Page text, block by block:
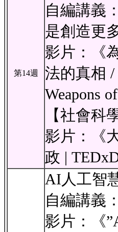
第14週
自編講義
是創造更
影片：《
法的真相
Weapons
【社會科
影片：《
政 |
AI人工智
自編講義
影片：《